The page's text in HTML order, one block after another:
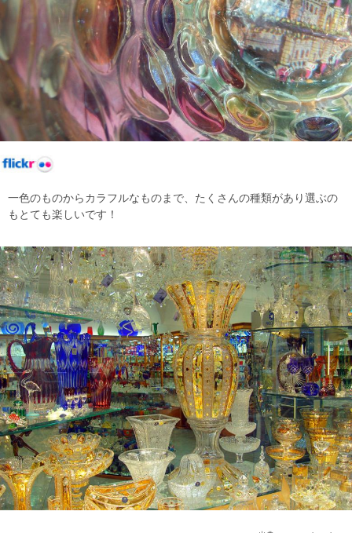
一色のものからカラフルなものまで、たくさんの種類があり選ぶの
もとても楽しいです！